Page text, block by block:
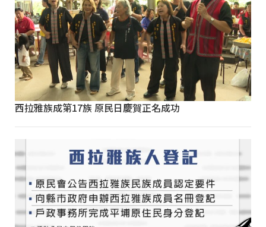
西拉雅族成第17族 原民日慶賀正名成功